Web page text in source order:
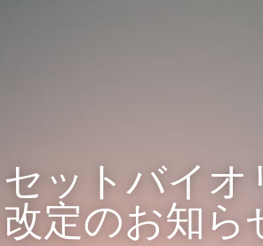
セットバイ
改定のお知ら